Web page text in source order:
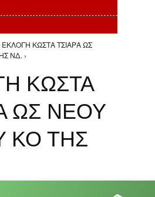
ΕΚΛΟΓΗ ΚΩΣΤΑ ΤΣΙΑΡΑ ΩΣ
ΝΔ. ›
ΚΩΣΤΑ
ΩΣ ΝΕΟΥ
ΚΟ ΤΗΣ